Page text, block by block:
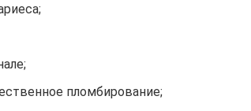
пломбирование;